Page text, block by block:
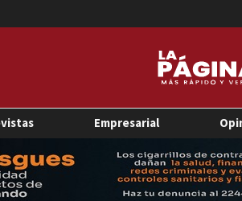
Empresarial